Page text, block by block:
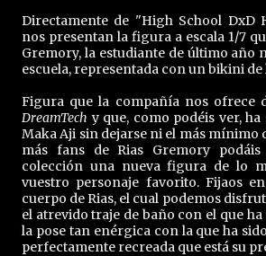
Directamente de "High School DxD
nos presentan la figura a escala 1/7
Gremory, la estudiante de último año
escuela, representada con un bikini
Figura que la compañía nos ofrece
DreamTech y que, como podéis ver,
Maka Aji sin dejarse ni el más mínimo
más fans de Rias Gremory
colección una nueva figura de lo
vuestro personaje favorito. Fijaos
cuerpo de Rias, el cual podemos
el atrevido traje de baño con el que
la pose tan enérgica con la que ha
perfectamente recreada que está su